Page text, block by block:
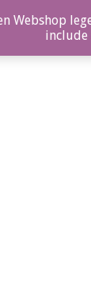
Webshop
include